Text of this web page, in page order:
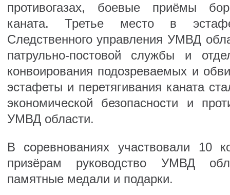
противогазах, боевые приёмы
каната. Третье место в
Следственного управления УМВД
патрульно-постовой службы и
конвоирования подозреваемых и
эстафеты и перетягивания каната
экономической безопасности и
УМВД области.
В соревнованиях участвовали 10
призёрам руководство УМВД
памятные медали и подарки.